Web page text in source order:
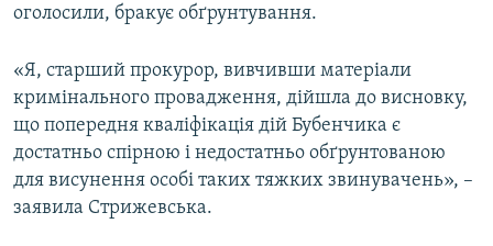
оголосили, бракує обґрунтування.
«Я, старший прокурор, вивчивши матеріали
кримінального провадження, дійшла до висновку,
що попередня кваліфікація дій Бубенчика є
достатньо спірною і недостатньо обґрунтованою
для висунення особі таких тяжких звинувачень», –
заявила Стрижевська.